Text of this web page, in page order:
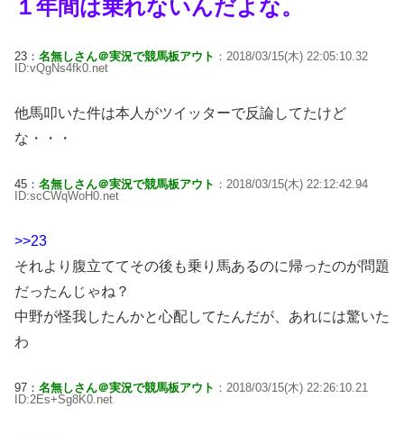
１年間は乗れないんだよな。
23： 名無しさん＠実況で競馬板アウト ：2018/03/15(木) 22:05:10.32
ID:vQgNs4fk0.net
他馬叩いた件は本人がツイッターで反論してたけど
な・・・
45： 名無しさん＠実況で競馬板アウト ：2018/03/15(木) 22:12:42.94
ID:scCWqWoH0.net
>>23
それより腹立ててその後も乗り馬あるのに帰ったのが問題
だったんじゃね？
中野が怪我したんかと心配してたんだが、あれには驚いた
わ
97： 名無しさん＠実況で競馬板アウト ：2018/03/15(木) 22:26:10.21
ID:2Es+Sg8K0.net